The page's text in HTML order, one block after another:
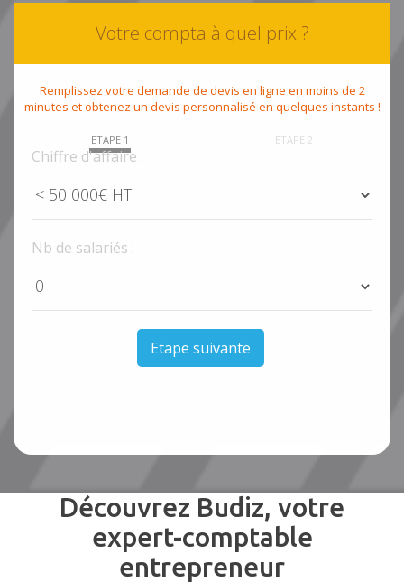
Votre compta à quel prix ?
Remplissez votre demande de devis en ligne en moins de 2
minutes et obtenez un devis personnalisé en quelques instants !
ETAPE 1 ETAPE 2
Chiffre d'affaire :
Nb de salariés :
Etape suivante
Découvrez Budiz, votre
expert-comptable
entrepreneur